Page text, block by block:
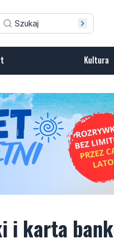
Kultura
i karta